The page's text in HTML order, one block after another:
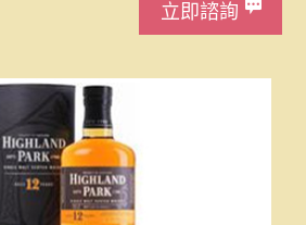
立即諮詢